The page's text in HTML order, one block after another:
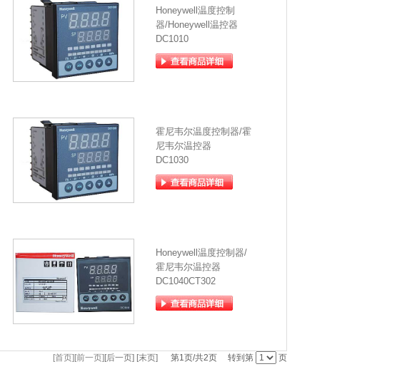
Honeywell温度控制
器/Honeywell温控器
DC1010
霍尼韦尔温度控制器/霍
尼韦尔温控器
DC1030
Honeywell温度控制器/
霍尼韦尔温控器
DC1040CT302
[首页][前一页] [后一页] [末页] 第1页/共2页 转到第 页